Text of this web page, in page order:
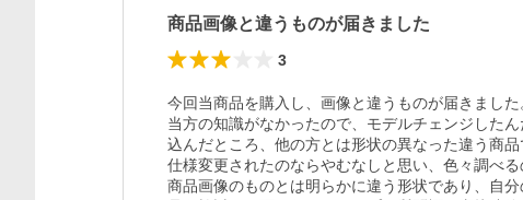
商品画像と違うものが届きました
3
今回当商品を購入し、画像と違うものが届きました
当方の知識がなかったので、モデルチェンジした
込んだところ、他の方とは形状の異なった違う商品
仕様変更されたのならやむなしと思い、色々調べ
商品画像のものとは明らかに違う形状であり、自